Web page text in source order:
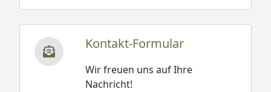
Kontakt-Formular
Wir freuen uns auf Ihre
Nachricht!